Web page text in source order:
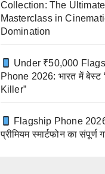
Collection: The Ultimate
Masterclass in
Domination
Under ₹50,000
Phone 2026: भारत में बेस्ट
Killer”
Flagship Phone
प्रीमियम स्मार्टफोन का संपूर्ण